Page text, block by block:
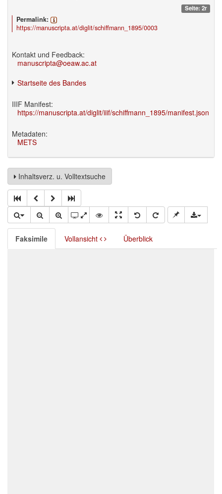
Seite: 2r
Permalink:
https://manuscripta.at/diglit/schiffmann_1895/0003
Kontakt und Feedback:
manuscripta@oeaw.ac.at
Startseite des Bandes
IIIF Manifest:
https://manuscripta.at/diglit/iiif/schiffmann_1895/manifest.json
Metadaten:
METS
Inhaltsverz. u. Volltextsuche
Faksimile Vollansicht Überblick